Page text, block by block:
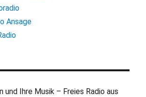
Ansage
und Ihre Musik – Freies Radio aus